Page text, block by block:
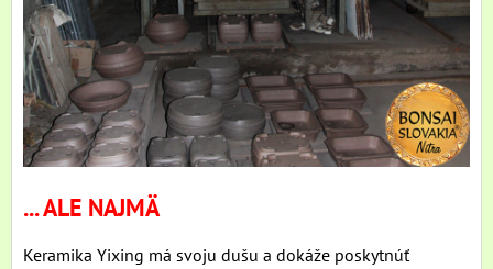
... ALE NAJMÄ
Keramika Yixing má svoju dušu a dokáže poskytnúť